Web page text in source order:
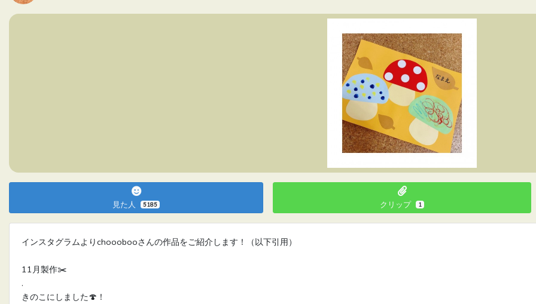
見た人 5185 クリップ 1
インスタグラムよりchooobooさんの作品をご紹介します！（以下引用）
11月製作✂️
.
きのこにしました🍄！